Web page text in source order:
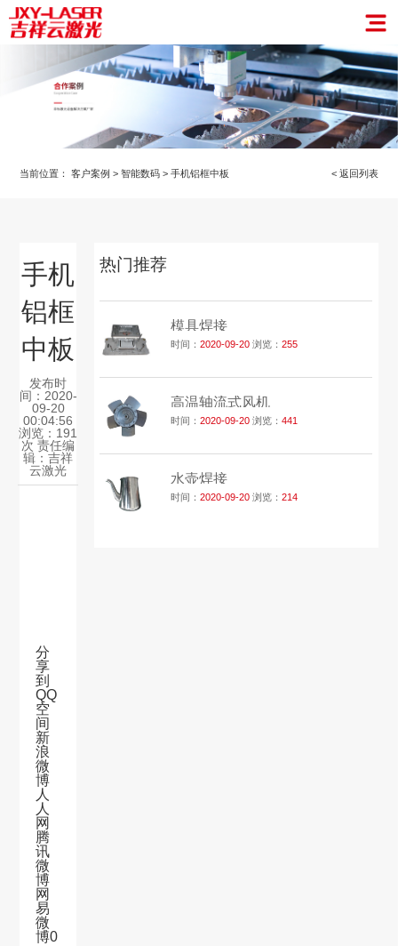
当前位置： 客户案例 >智能数码 >手机铝框中板 < 返回列表
手机
铝框
中板
发布时
间：2020-
09-20
00:04:56
浏览：191
次 责任编
辑： 吉祥
云激光
分
享
到
QQ
空
间
新
浪
微
博
人
人
网
腾
讯
微
博
网
易
微
博0
热门推荐
模具焊接
时间：2020-09-20 浏览：255
高温轴流式风机
时间：2020-09-20 浏览：441
水壶焊接
时间：2020-09-20 浏览：214